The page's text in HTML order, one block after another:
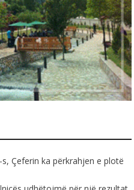
Çeferin ka përkrahjen e plotë